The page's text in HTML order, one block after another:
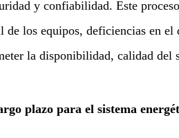
y confiabilidad. Este
los equipos, deficiencias en el
la disponibilidad, calidad del
plazo para el sistema